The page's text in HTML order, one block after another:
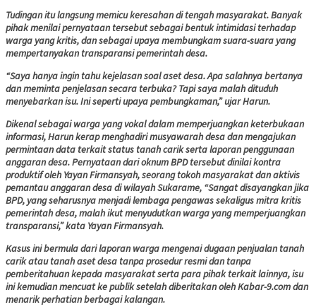
Tudingan itu langsung memicu keresahan di tengah masyarakat. Banyak
pihak menilai pernyataan tersebut sebagai bentuk intimidasi terhadap
warga yang kritis, dan sebagai upaya membungkam suara-suara yang
mempertanyakan transparansi pemerintah desa.
“Saya hanya ingin tahu kejelasan soal aset desa. Apa salahnya bertanya
dan meminta penjelasan secara terbuka? Tapi saya malah dituduh
menyebarkan isu. Ini seperti upaya pembungkaman,” ujar Harun.
Dikenal sebagai warga yang vokal dalam memperjuangkan keterbukaan
informasi, Harun kerap menghadiri musyawarah desa dan mengajukan
permintaan data terkait status tanah carik serta laporan penggunaan
anggaran desa. Pernyataan dari oknum BPD tersebut dinilai kontra
produktif oleh Yayan Firmansyah, seorang tokoh masyarakat dan aktivis
pemantau anggaran desa di wilayah Sukarame, “Sangat disayangkan jika
BPD, yang seharusnya menjadi lembaga pengawas sekaligus mitra kritis
pemerintah desa, malah ikut menyudutkan warga yang memperjuangkan
transparansi,” kata Yayan Firmansyah.
Kasus ini bermula dari laporan warga mengenai dugaan penjualan tanah
carik atau tanah aset desa tanpa prosedur resmi dan tanpa
pemberitahuan kepada masyarakat serta para pihak terkait lainnya, isu
ini kemudian mencuat ke publik setelah diberitakan oleh Kabar-9.com dan
menarik perhatian berbagai kalangan.